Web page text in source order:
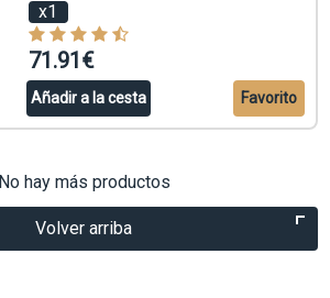
x1
71.91€
Añadir a la cesta Favorito
No hay más productos
Volver arriba